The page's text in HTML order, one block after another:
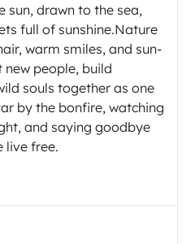
sun, drawn to the sea,
full of sunshine.Nature
warm smiles, and sun-
new people, build
souls together as one
by the bonfire, watching
and saying goodbye
live free.